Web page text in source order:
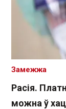
Расія.
можна ў
Замежжа